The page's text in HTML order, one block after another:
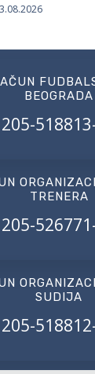
BEOGRADA
205-
TRENERA
205-
SUDIJA
205-